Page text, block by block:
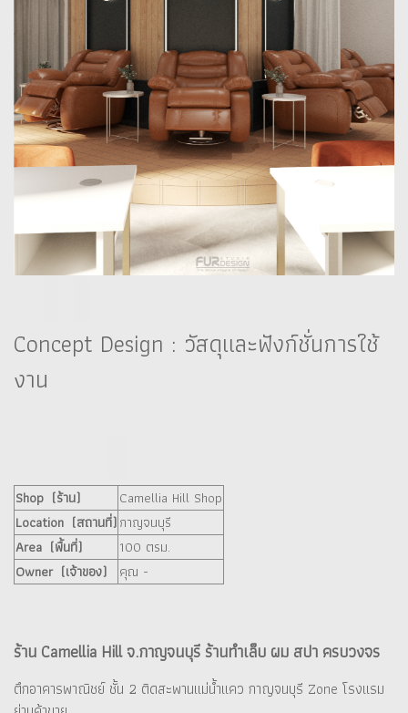
Concept Design : วัสดุและฟังก์ชั่นการใช้
งาน
Shop (ร้าน)
Camellia Hill Shop
Location (สถานที่)กาญจนบุรี
Area (พื้นที่)
100 ตรม.
Owner (เจ้าของ)
คุณ -
ร้าน Camellia Hill จ.กาญจนบุรี ร้านทำเล็บ ผม สปา ครบวงจร
ตึกอาคารพาณิชย์ ชั้น 2 ติดสะพานแม่น้ำแคว กาญจนบุรี Zone โรงแรม